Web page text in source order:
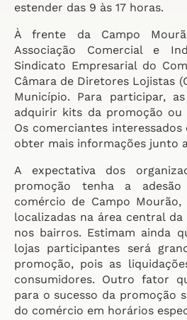
estender das 9 às 17 horas.
À frente da Campo
Associação Comercial e
Sindicato Empresarial do
Câmara de Diretores Lojistas
Município. Para participar,
adquirir kits da promoção ou
Os comerciantes
obter mais informações junto
A expectativa dos
promoção tenha a
comércio de Campo
localizadas na área central
nos bairros. Estimam ainda
lojas participantes será
promoção, pois as
consumidores. Outro fator
para o sucesso da promoção
do comércio em horários